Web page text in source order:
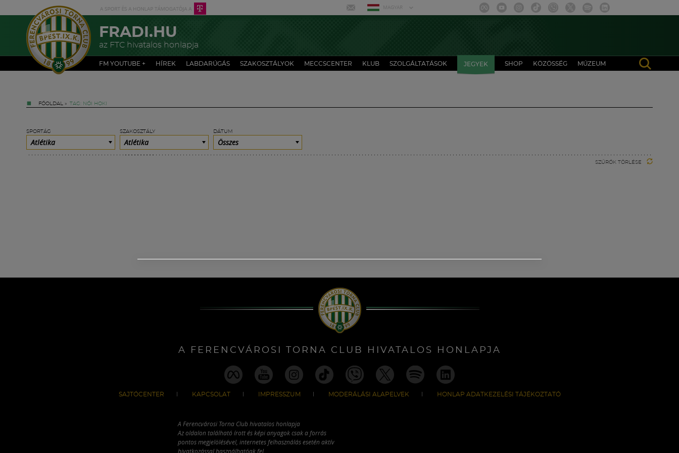
MAGYAR
FRADI.HU
az FTC hivatalos honlapja
FM YOUTUBE + HÍREK LABDARÚGÁS SZAKOSZTÁLYOK MECCSCENTER KLUB SZOLGÁLTATÁSOK JEGYEK SHOP KÖZÖSSÉG MÚZEUM
FŐOLDAL » TAG: NŐI HOKI
SPORTÁG
Atlétika
SZAKOSZTÁLY
Atlétika
DÁTUM
Összes
SZŰRŐK TÖRLÉSE
A FERENCVÁROSI TORNA CLUB HIVATALOS HONLAPJA
SAJTÓCENTER KAPCSOLAT IMPRESSZUM MODERÁLÁSI ALAPELVEK HONLAP ADATKEZELÉSI TÁJÉKOZTATÓ
A Ferencvárosi Torna Club hivatalos honlapja
Az oldalon található írott és képi anyagok csak a forrás
pontos megjelölésével, internetes felhasználás esetén aktív
hivatkozással használhatóak fel.